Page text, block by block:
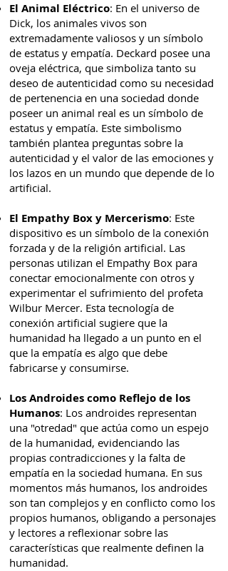
El Animal Eléctrico: En el universo de
Dick, los animales vivos son
extremadamente valiosos y un símbolo
de estatus y empatía. Deckard posee una
oveja eléctrica, que simboliza tanto su
deseo de autenticidad como su necesidad
de pertenencia en una sociedad donde
poseer un animal real es un símbolo de
estatus y empatía. Este simbolismo
también plantea preguntas sobre la
autenticidad y el valor de las emociones y
los lazos en un mundo que depende de lo
artificial.
El Empathy Box y Mercerismo: Este
dispositivo es un símbolo de la conexión
forzada y de la religión artificial. Las
personas utilizan el Empathy Box para
conectar emocionalmente con otros y
experimentar el sufrimiento del profeta
Wilbur Mercer. Esta tecnología de
conexión artificial sugiere que la
humanidad ha llegado a un punto en el
que la empatía es algo que debe
fabricarse y consumirse.
Los Androides como Reflejo de los
Humanos: Los androides representan
una "otredad" que actúa como un espejo
de la humanidad, evidenciando las
propias contradicciones y la falta de
empatía en la sociedad humana. En sus
momentos más humanos, los androides
son tan complejos y en conflicto como los
propios humanos, obligando a personajes
y lectores a reflexionar sobre las
características que realmente definen la
humanidad.